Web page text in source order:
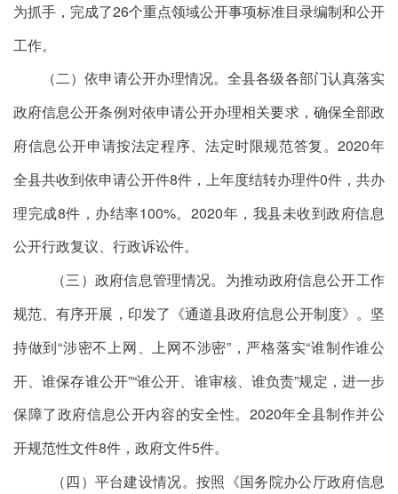
为抓手，完成了26个重点领域公开事项标准目录编制和公开
工作。
（二）依申请公开办理情况。全县各级各部门认真落实
政府信息公开条例对依申请公开办理相关要求，确保全部政
府信息公开申请按法定程序、法定时限规范答复。2020年
全县共收到依申请公开件8件，上年度结转办理件0件，共办
理完成8件，办结率100%。2020年，我县未收到政府信息
公开行政复议、行政诉讼件。
（三）政府信息管理情况。 为推动政府信息公开工作
规范、有序开展，印发了《通道县政府信息公开制度》。坚
持做到“涉密不上网、上网不涉密”，严格落实“谁制作谁公
开、谁保存谁公开”“谁公开、谁审核、谁负责”规定，进一步
保障了政府信息公开内容的安全性。 2020年全县制作并公
开规范性文件8件，政府文件5件。
（四）平台建设情况。按照《国务院办公厅政府信息